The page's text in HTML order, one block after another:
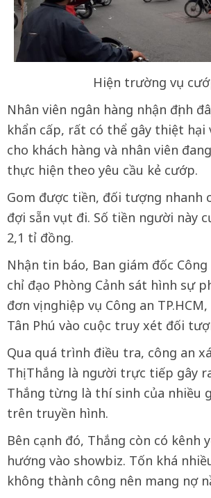
Hiện trường vụ
Nhân viên ngân hàng nhận định
khẩn cấp, rất có thể gây thiệt hại
cho khách hàng và nhân viên
thực hiện theo yêu cầu kẻ cướp.
Gom được tiền, đối tượng nhanh
đợi sẵn vụt đi. Số tiền người này
2,1 tỉ đồng.
Nhận tin báo, Ban giám đốc Công
chỉ đạo Phòng Cảnh sát hình sự
đơn vị nghiệp vụ Công an
Tân Phú vào cuộc truy xét đối
Qua quá trình điều tra, công an
Thị Thắng là người trực tiếp gây
Thắng từng là thí sinh của nhiều
trên truyền hình.
Bên cạnh đó, Thắng còn có kênh
hướng vào showbiz. Tốn khá
không thành công nên mang nợ